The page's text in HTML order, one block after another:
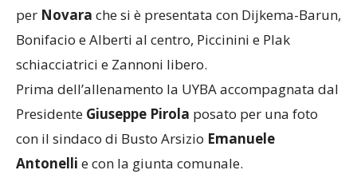
per Novara che si è presentata con Dijkema-Barun,
Bonifacio e Alberti al centro, Piccinini e Plak
schiacciatrici e Zannoni libero.
Prima dell’allenamento la UYBA accompagnata dal
Presidente Giuseppe Pirola posato per una foto
con il sindaco di Busto Arsizio Emanuele
Antonelli e con la giunta comunale.